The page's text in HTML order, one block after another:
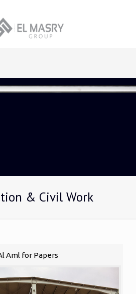
& Civil Work
Aml for Papers